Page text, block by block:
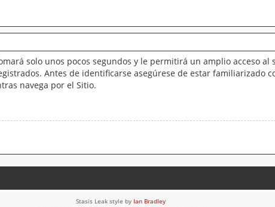
solo unos pocos segundos y le permitirá un amplio acceso
Antes de identificarse asegúrese de estar familiarizado
navega por el Sitio.
Stasis Leak style by Ian Bradley